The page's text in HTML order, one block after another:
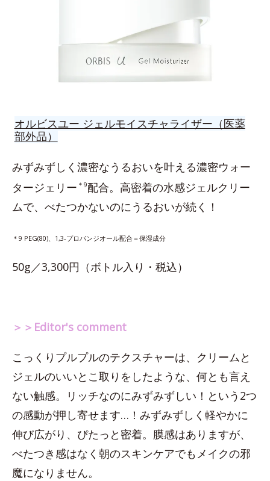
オルビスユー ジェルモイスチャライザー（医薬
部外品）
みずみずしく濃密なうるおいを叶える濃密ウォー
タージェリー ＊9配合。高密着の水感ジェルクリー
ムで、べたつかないのにうるおいが続く！
＊9 PEG(80)、1,3-プロパンジオール配合＝保湿成分
50g／3,300円（ボトル入り・税込）
＞＞Editor's comment
こっくりプルプルのテクスチャーは、クリームと
ジェルのいいとこ取りをしたような、何とも言え
ない触感。リッチなのにみずみずしい！という2つ
の感動が押し寄せます…！みずみずしく軽やかに
伸び広がり、ぴたっと密着。膜感はありますが、
べたつき感はなく朝のスキンケアでもメイクの邪
魔になりません。